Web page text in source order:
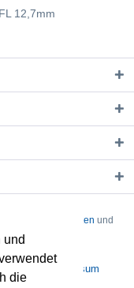
und
die
12,7mm
Versandkosten und
beschrieben
Impressum